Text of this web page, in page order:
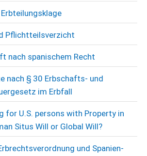
Pflichtteilsverzicht
nach spanischem Recht
nach § 30 Erbschafts- und
im Erbfall
for U.S. persons with Property in
Situs Will or Global Will?
und Spanien-